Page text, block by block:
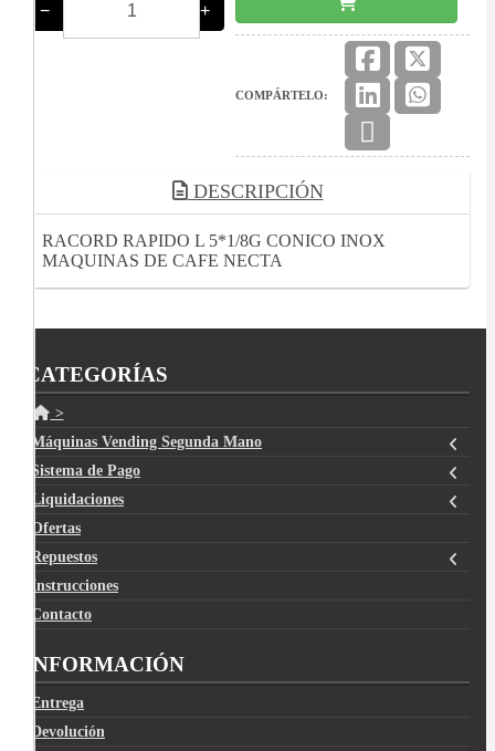
− +
COMPÁRTELO:
DESCRIPCIÓN
RACORD RAPIDO L 5*1/8G CONICO INOX
MAQUINAS DE CAFE NECTA
CATEGORÍAS
>
Máquinas Vending Segunda Mano
Sistema de Pago
Liquidaciones
Ofertas
Repuestos
Instrucciones
Contacto
INFORMACIÓN
Entrega
Devolución